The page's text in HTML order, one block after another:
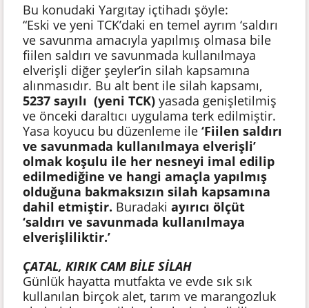
Bu konudaki Yargıtay içtihadı şöyle:
“Eski ve yeni TCK’daki en temel ayrım ‘saldırı
ve savunma amacıyla yapılmış olmasa bile
fiilen saldırı ve savunmada kullanılmaya
elverişli diğer şeyler’in silah kapsamına
alınmasıdır. Bu alt bent ile silah kapsamı,
5237 sayılı (yeni TCK) yasada genişletilmiş
ve önceki daraltıcı uygulama terk edilmiştir.
Yasa koyucu bu düzenleme ile‘Fiilen saldırı
ve savunmada kullanılmaya elverişli’
olmak koşulu ile her nesneyi imal edilip
edilmediğine ve hangi amaçla yapılmış
olduğuna bakmaksızın silah kapsamına
dahil etmiştir. Buradakiayırıcı ölçüt
‘saldırı ve savunmada kullanılmaya
elverişliliktir.’
ÇATAL, KIRIK CAM BİLE SİLAH
Günlük hayatta mutfakta ve evde sık sık
kullanılan birçok alet, tarım ve marangozluk